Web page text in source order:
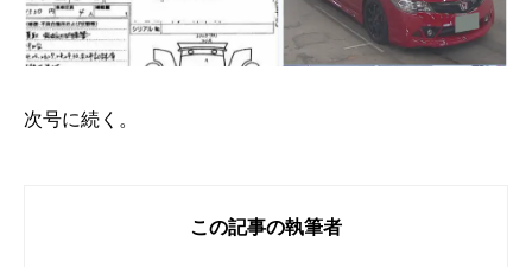
次号に続く。
この記事の執筆者